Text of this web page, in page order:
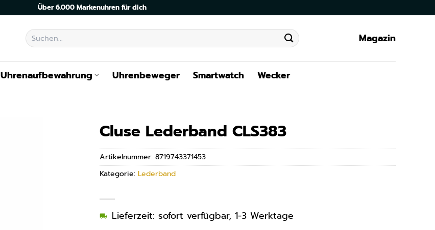
Über 6.000 Markenuhren für dich
Suchen
nach:
Magazin
Uhrenaufbewahrung Uhrenbeweger Smartwatch Wecker
Cluse Lederband CLS383
Lieferzeit: sofort verfügbar, 1-3 Werktage
Artikelnummer: 8719743371453
Kategorie: Lederband